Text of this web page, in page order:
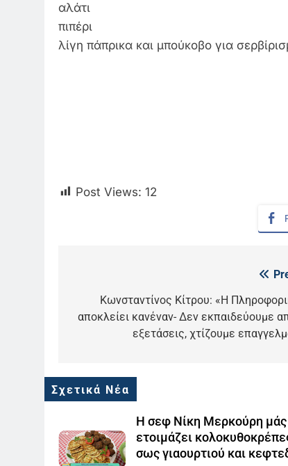
αλάτι
πιπέρι
λίγη πάπρικα και μπούκοβο για
Post Views: 12
άρθρων
Κωνσταντίνος Κίτρου: «Η
αποκλείει κανέναν- Δεν εκπαιδεύουμε
εξετάσεις, χτίζουμε
Σχετικά Νέα
Η σεφ Νίκη Μερκούρη μάς
ετοιμάζει
σως γιαουρτιού και
Ο Παναγιώτης Στάθης στο
«τιμόνι» του κεντρικού
6
LIFESTYLE-MEDIA